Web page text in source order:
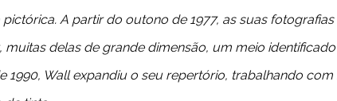
A partir do outono de 1977, as suas
delas de grande dimensão, um meio
Wall expandiu o seu repertório, trabalhando